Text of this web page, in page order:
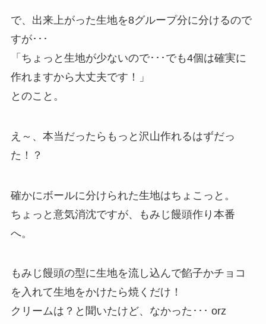
で、出来上がった生地を8グループ分に分けるので
すが･･･
「ちょっと生地が少ないので･･･でも4個は確実に
作れますから大丈夫です！」
とのこと。
え～、本当だったらもっと沢山作れるはずだっ
た！？
確かにボールに分けられた生地はちょこっと。
ちょっと意気消沈ですが、もみじ饅頭作り本番
へ。
もみじ饅頭の型に生地を流し込んで餡子かチョコ
を入れて生地をかけたら焼くだけ！
クリームは？と聞いたけど、なかった･･･ orz